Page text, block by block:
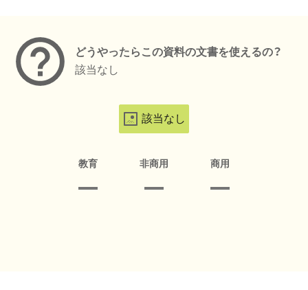
どうやったらこの資料の文書を使えるの？
該当なし
該当なし
教育 非商用 商用